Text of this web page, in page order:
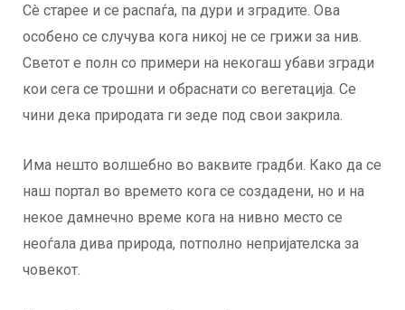
Сè старее и се распаѓа, па дури и зградите. Ова
особено се случува кога никој не се грижи за нив.
Светот е полн со примери на некогаш убави згради
кои сега се трошни и обраснати со вегетација. Се
чини дека природата ги зеде под свои закрила.
Има нешто волшебно во ваквите градби. Како да се
наш портал во времето кога се создадени, но и на
некое дамнечно време кога на нивно место се
неоѓала дива природа, потполно непријателска за
човекот.